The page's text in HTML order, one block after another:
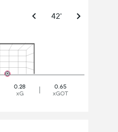
42'
0.28
xG
0.65
xGOT